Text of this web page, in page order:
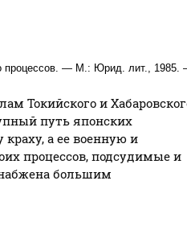
процессов. — М.: Юрид. лит., 1985.
Токийского и
путь японских
а ее военную и
процессов, подсудимые и
большим